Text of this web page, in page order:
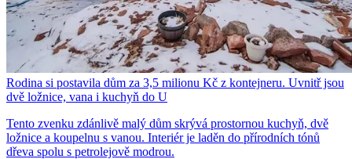
Rodina si postavila dům za 3,5 milionu Kč z kontejneru. Uvnitř jsou
dvě ložnice, vana i kuchyň do U
Tento zvenku zdánlivě malý dům skrývá prostornou kuchyň, dvě
ložnice a koupelnu s vanou. Interiér je laděn do přírodních tónů
dřeva spolu s petrolejově modrou.